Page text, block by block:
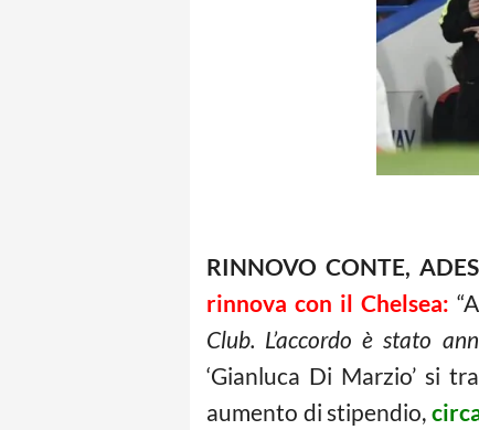
RINNOVO CONTE,
rinnova con il Chelsea: “A
Club. L’accordo è stato
‘Gianluca Di Marzio’ si
aumento di stipendio,